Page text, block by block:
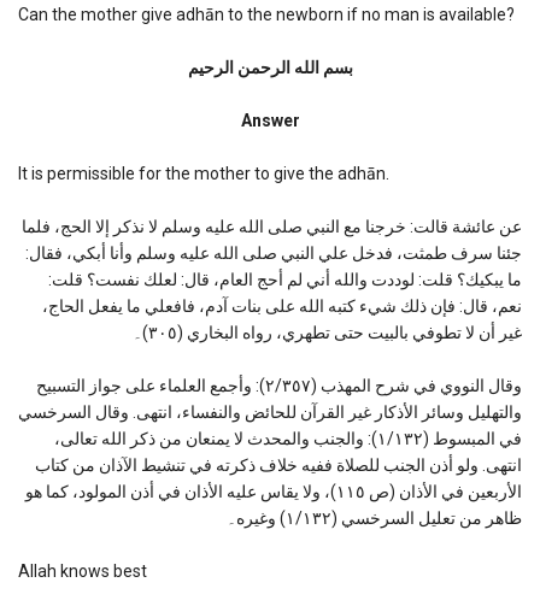
ear
Can the mother give adhān to the newborn if no man is available?
بسم الله الرحمن الرحیم
Answer
It is permissible for the mother to give the adhān.
عن عائشة قالت: خرجنا مع النبي صلى الله عليه وسلم لا نذكر إلا الحج، فلما
جئنا سرف طمثت، فدخل علي النبي صلى الله عليه وسلم وأنا أبكي، فقال:
ما يبكيك؟ قلت: لوددت والله أني لم أحج العام، قال: لعلك نفست؟ قلت:
نعم، قال: فإن ذلك شيء كتبه الله على بنات آدم، فافعلي ما يفعل الحاج،
غير أن لا تطوفي بالبيت حتى تطهري، رواه البخاري (٣٠٥)۔
وقال النووي في شرح المهذب (٢/٣٥٧): وأجمع العلماء على جواز التسبيح
والتهليل وسائر الأذكار غير القرآن للحائض والنفساء، انتهى. وقال السرخسي
في المبسوط (١/١٣٢): والجنب والمحدث لا يمنعان من ذكر الله تعالى،
انتهى. ولو أذن الجنب للصلاة ففيه خلاف ذكرته في تنشيط الآذان من كتاب
الأربعين في الأذان (ص ١١٥)، ولا يقاس عليه الأذان في أذن المولود، كما هو
ظاهر من تعليل السرخسي (١/١٣٢) وغيره۔
Allah knows best